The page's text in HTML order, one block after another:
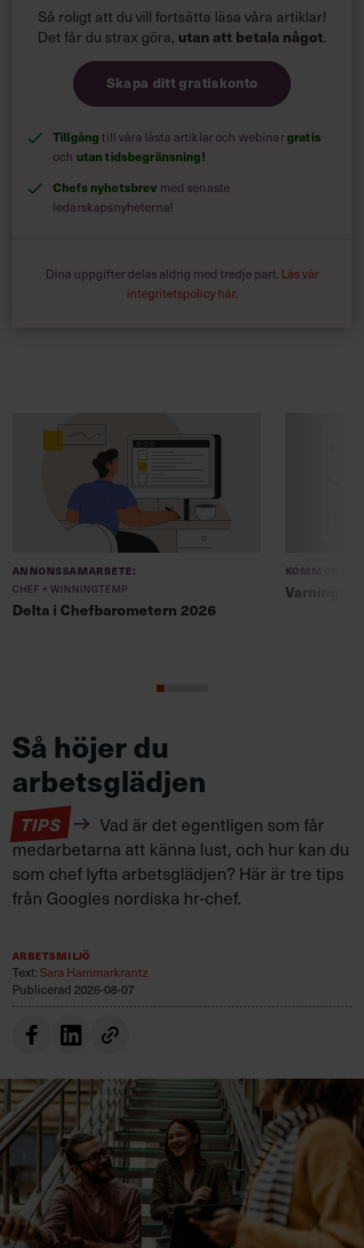
Så roligt att du vill fortsätta läsa våra artiklar!
Det får du strax göra, utan att betala något.
Skapa ditt gratiskonto
Tillgångtill våra låsta artiklar och webinargratis
och utan tidsbegränsning!
Chefs nyhetsbrev med senaste
ledarskapsnyheterna!
Dina uppgifter delas aldrig med tredje part. Läs vår
integritetspolicy här.
Annonssamarbete:
Chef + Winningtemp
Delta i Chefbarometern 2026
Varning
Så höjer du
arbetsglädjen
TIPS
Vad är det egentligen som får
medarbetarna att känna lust, och hur kan du
som chef lyfta arbetsglädjen? Här är tre tips
från Googles nordiska hr-chef.
Arbetsmiljö
Text:Sara Hammarkrantz
Publicerad 2026-08-07